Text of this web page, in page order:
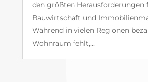
den größten Herausforderungen
Bauwirtschaft und
Während in vielen Regionen
Wohnraum fehlt,...